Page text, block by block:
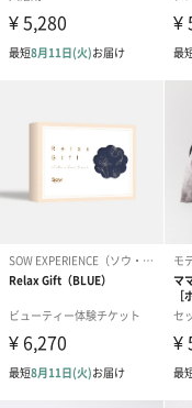
出産祝いギフトへの＋
赤ちゃん向けのアイテム
商品と同梱してお届けい
スタイ（ブルー）